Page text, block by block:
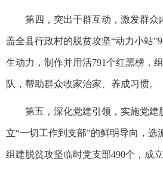
第四，突出干群互动，激发群众
盖全县行政村的脱贫攻坚“动力小站
生动力，制作并用活791个红黑榜，
队，帮助群众收家治家、养成习惯。
第五，深化党建引领，实施党建
立“一切工作到支部”的鲜明导向，选
组建脱贫攻坚临时党支部490个，成